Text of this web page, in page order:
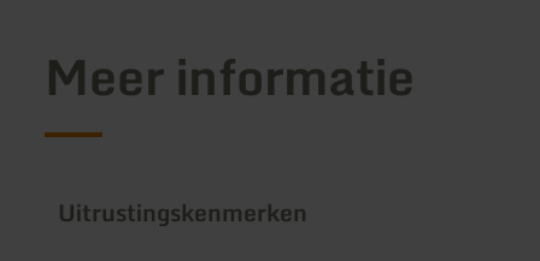
Meer informatie
Uitrustingskenmerken